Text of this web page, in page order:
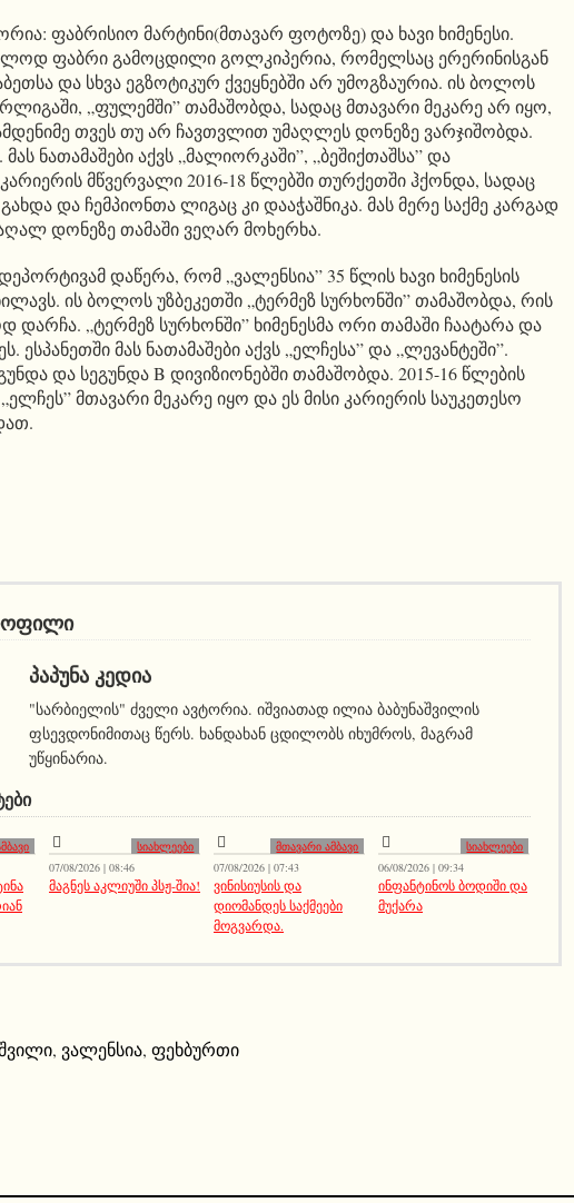
ფაბრისიო მარტინი(მთავარ ფოტოზე) და ხავი ხიმენესი.
ფაბრი გამოცდილი გოლკიპერია, რომელსაც ერერინისგან
და სხვა ეგზოტიკურ ქვეყნებში არ უმოგზაურია. ის ბოლოს
„ფულემში” თამაშობდა, სადაც მთავარი მეკარე არ იყო,
თვეს თუ არ ჩავთვლით უმაღლეს დონეზე ვარჯიშობდა.
ნათამაშები აქვს „მალიორკაში”, „ბეშიქთაშსა” და
მწვერვალი 2016-18 წლებში თურქეთში ჰქონდა, სადაც
გახდა და ჩემპიონთა ლიგაც კი დააჭაშნიკა. მას მერე საქმე კარგად
დონეზე თამაში ვეღარ მოხერხა.
დაწერა, რომ „ვალენსია” 35 წლის ხავი ხიმენესის
ის ბოლოს უზბეკეთში „ტერმეზ სურხონში” თამაშობდა, რის
დარჩა. „ტერმეზ სურხონში” ხიმენესმა ორი თამაში ჩაატარა და
ესპანეთში მას ნათამაშები აქვს „ელჩესა” და „ლევანტეში”.
და სეგუნდა B დივიზიონებში თამაშობდა. 2015-16 წლების
„ელჩეს” მთავარი მეკარე იყო და ეს მისი კარიერის საუკეთესო
ᲞᲐᲞᲣᲜᲐ ᲙᲔᲓᲘᲐ
"სარბიელის" ძველი ავტორია. იშვიათად ილია ბაბუნაშვილის
ფსევდონიმითაც წერს. ხანდახან ცდილობს იხუმროს, მაგრამ
უწყინარია.
სიახლეები
07/08/2026 | 08:46
მაგნეს აკლიუში პსჟ-შია!
მთავარი ამბავი
07/08/2026 | 07:43
ვინისიუსის და
დიომანდეს საქმეები
მოგვარდა.
სიახლეები
06/08/2026 | 09:34
ინფანტინოს ბოდიში და
მუქარა
, ვალენსია, ფეხბურთი